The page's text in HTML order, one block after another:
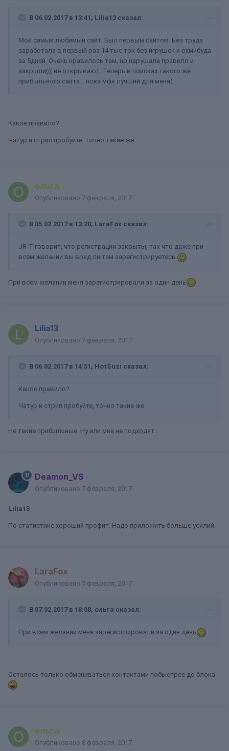
В 06.02.2017 в 13:41, Lilia13 сказал:
Мой самый любимый сайт. Был первым сайтом. Без труда
заработала в первый раз 14 тыс ток без игрушек и охмибуда
за 5дней. Очень нравилось там, но нарушала правило и
закрыли((( не открывают. Теперь в поисках такого же
прибыльного сайта... пока мфк лучший для меня)
Какое правило?
Чатур и стрип пробуйте, точно такие же.
ольга
Опубликовано 7 февраля, 2017
В 05.02.2017 в 13:20, LaraFox сказал:
JR-T говорит, что регистрации закрыты, так что даже при
всем желании вы вряд ли там зарегистрируетесь
При всём желании меня зарегистрировали за один день
Lilia13
Опубликовано 7 февраля, 2017
В 06.02.2017 в 14:51, HotSuzi сказал:
Какое правило?
Чатур и стрип пробуйте, точно такие же.
Не такие прибыльные. Ну или мне не подходят..
Deamon_VS
Опубликовано 7 февраля, 2017
Lilia13
По статистике хороший профит. Надо приложить больше усилий.
LaraFox
Опубликовано 7 февраля, 2017
В 07.02.2017 в 18:08, ольга сказал:
При всём желании меня зарегистрировали за один день
Осталось только обмениваться контактами побыстрее до блока
ольга
Опубликовано 8 февраля, 2017